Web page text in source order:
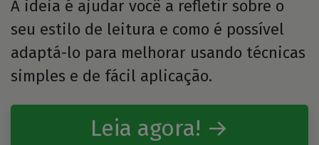
A ideia é ajudar você a refletir sobre o
seu estilo de leitura e como é possível
adaptá-lo para melhorar usando técnicas
simples e de fácil aplicação.
Leia agora! →